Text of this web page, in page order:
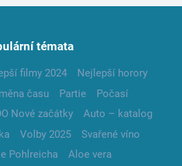
témata
filmy 2024
Nejlepší horory
času Partie
Počasí
Nové začátky
Auto – katalog
Volby 2025
Svařené víno
Pohlreicha
Aloe vera